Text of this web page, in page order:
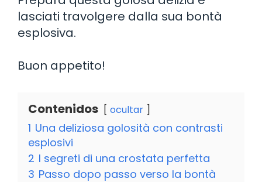
lasciati travolgere dalla sua bontà
esplosiva.
Buon appetito!
Contenidos ocultar
1 Una deliziosa golosità con contrasti
esplosivi
2 I segreti di una crostata perfetta
3 Passo dopo passo verso la bontà